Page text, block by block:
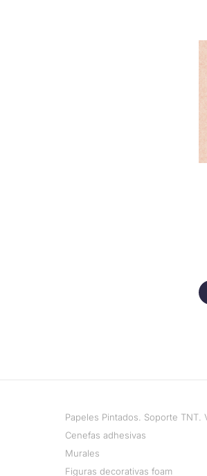
Papeles Pintados. Soporte TNT.
Cenefas adhesivas
Murales
Figuras decorativas foam